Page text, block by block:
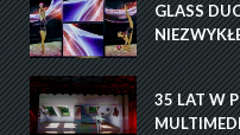
GLASS
35 LAT W